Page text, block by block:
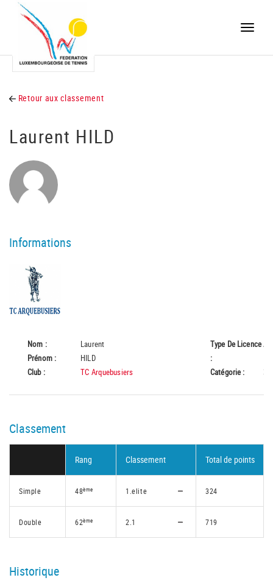
Toggle
Retour aux classement
Laurent HILD
Informations
Nom :
Laurent
Prénom :
HILD
Club :
TC Arquebusiers
Type De Licence
:
A
Catégorie :
Classement
Rang Classement Total de points
Simple 48ème 1.elite 324
Double 62ème 2.1 719
Historique